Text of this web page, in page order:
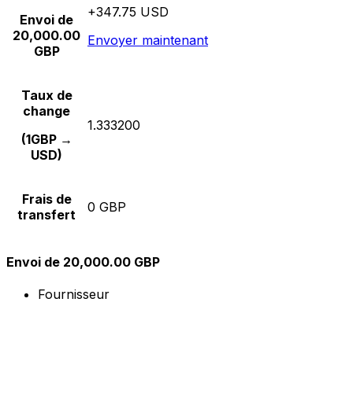
Envoi de
20,000.00
GBP
+347.75 USD
Envoyer maintenant
Taux de
change
(1GBP →
USD)
1.333200
Frais de
transfert
0 GBP
Envoi de 20,000.00 GBP
Fournisseur